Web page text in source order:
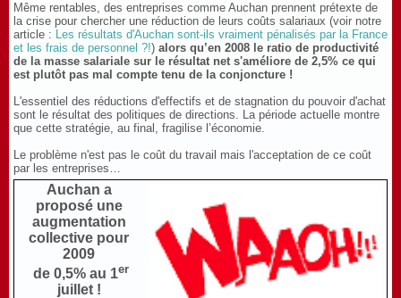
Même rentables, des entreprises comme Auchan prennent prétexte de
la crise pour chercher une réduction de leurs coûts salariaux (voir notre
article : Les résultats d'Auchan sont-ils vraiment pénalisés par la France
et les frais de personnel ?!) alors qu’en 2008 le ratio de productivité
de la masse salariale sur le résultat net s'améliore de 2,5% ce qui
est plutôt pas mal compte tenu de la conjoncture !
L'essentiel des réductions d'effectifs et de stagnation du pouvoir d'achat
sont le résultat des politiques de directions. La période actuelle montre
que cette stratégie, au final, fragilise l’économie.
Le problème n'est pas le coût du travail mais l'acceptation de ce coût
par les entreprises…
Auchan a
proposé une
augmentation
collective pour
2009
de 0,5% au 1er
juillet !